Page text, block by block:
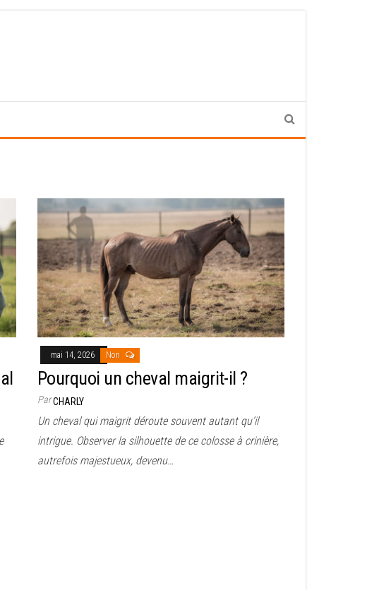
mai 14, 2026 Non
Pourquoi un cheval maigrit-il ?
ParCHARLY
Un cheval qui maigrit déroute souvent autant qu’il
intrigue. Observer la silhouette de ce colosse à crinière,
autrefois majestueux, devenu…